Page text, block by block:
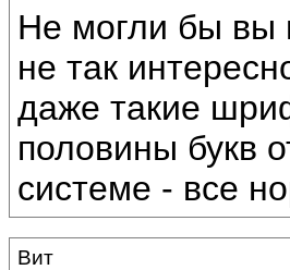
Не могли бы вы
не так
даже такие
половины букв
системе - все
Вит